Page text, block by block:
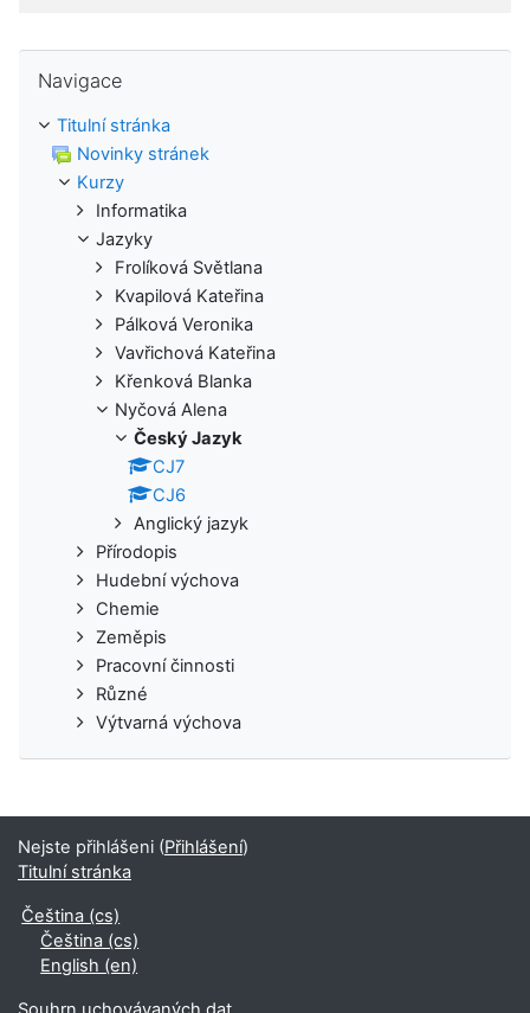
Navigace
Titulní stránka
Novinky stránek
Kurzy
Informatika
Jazyky
Frolíková Světlana
Kvapilová Kateřina
Pálková Veronika
Vavřichová Kateřina
Křenková Blanka
Nyčová Alena
Český Jazyk
CJ7
CJ6
Anglický jazyk
Přírodopis
Hudební výchova
Chemie
Zeměpis
Pracovní činnosti
Různé
Výtvarná výchova
Nejste přihlášeni (Přihlášení)
Titulní stránka
Čeština ‎(cs)‎
Čeština ‎(cs)‎
English ‎(en)‎